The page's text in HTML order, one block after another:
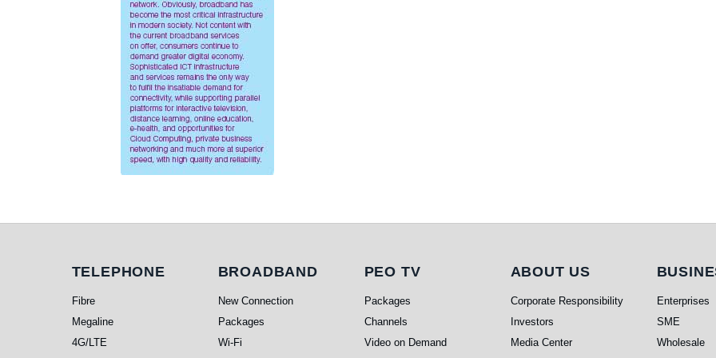
Telephone
TELEPHONE
Fibre
Megaline
4G/LTE
Broadband
BROADBAND
New Connection
Packages
Wi-Fi
PEO TV
PEO TV
Packages
Channels
Video on Demand
About Us
ABOUT US
Corporate Responsibility
Investors
Media Center
Enterprises
SME
Wholesale